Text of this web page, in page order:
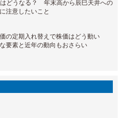
どうなる？ 年末高から辰巳天井への
注意したいこと
の定期入れ替えで株価はどう動い
要素と近年の動向もおさらい